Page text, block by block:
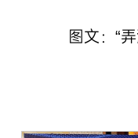
图文：“